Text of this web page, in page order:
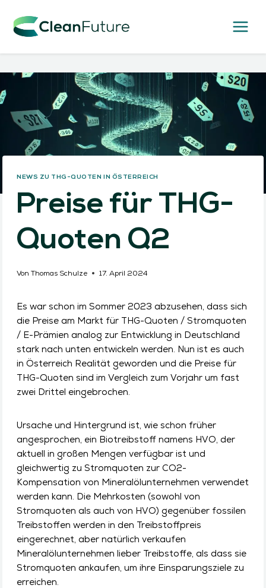
Inhalt
springen
NEWS ZU THG-QUOTEN IN ÖSTERREICH
Preise für THG-
Quoten Q2
Von Thomas Schulze 17. April 2024
Es war schon im Sommer 2023 abzusehen, dass sich
die Preise am Markt für THG-Quoten / Stromquoten
/ E-Prämien analog zur Entwicklung in Deutschland
stark nach unten entwickeln werden. Nun ist es auch
in Österreich Realität geworden und die Preise für
THG-Quoten sind im Vergleich zum Vorjahr um fast
zwei Drittel eingebrochen.
Ursache und Hintergrund ist, wie schon früher
angesprochen, ein Biotreibstoff namens HVO, der
aktuell in großen Mengen verfügbar ist und
gleichwertig zu Stromquoten zur CO2-
Kompensation von Mineralölunternehmen verwendet
werden kann. Die Mehrkosten (sowohl von
Stromquoten als auch von HVO) gegenüber fossilen
Treibstoffen werden in den Treibstoffpreis
eingerechnet, aber natürlich verkaufen
Mineralölunternehmen lieber Treibstoffe, als dass sie
Stromquoten ankaufen, um ihre Einsparungsziele zu
erreichen.